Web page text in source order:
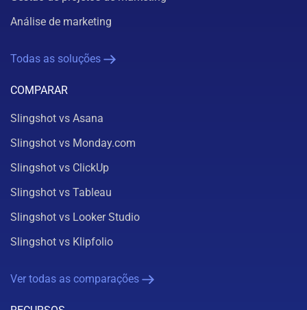
Análise de marketing
Todas as soluções
COMPARAR
Slingshot vs Asana
Slingshot vs Monday.com
Slingshot vs ClickUp
Slingshot vs Tableau
Slingshot vs Looker Studio
Slingshot vs Klipfolio
Ver todas as comparações